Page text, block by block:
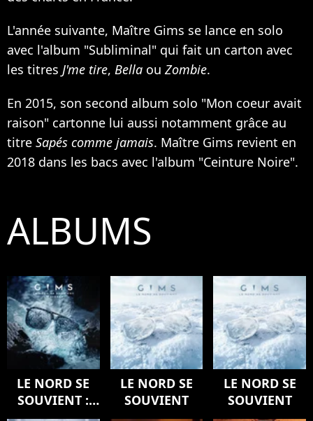
L'année suivante, Maître Gims se lance en solo
avec l'album "Subliminal" qui fait un carton avec
les titres J'me tire, Bella ou Zombie.
En 2015, son second album solo "Mon coeur avait
raison" cartonne lui aussi notamment grâce au
titre Sapés comme jamais. Maître Gims revient en
2018 dans les bacs avec l'album "Ceinture Noire".
ALBUMS
LE NORD SE
SOUVIENT :
L'ODYSSÉE
LE NORD SE
SOUVIENT
LE NORD SE
SOUVIENT